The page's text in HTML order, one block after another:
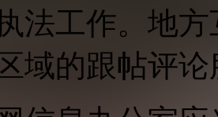
法工作。地
域的跟帖评